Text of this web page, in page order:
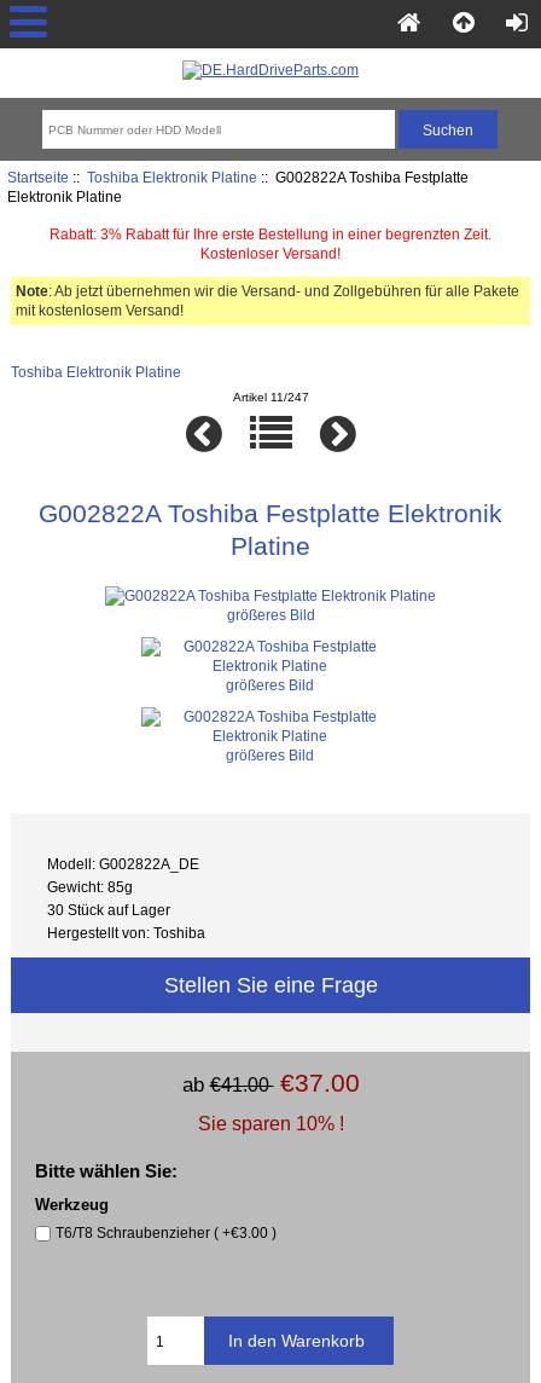
Startseite :: Toshiba Elektronik Platine :: G002822A Toshiba Festplatte
Elektronik Platine
Rabatt: 3% Rabatt für Ihre erste Bestellung in einer begrenzten Zeit.
Kostenloser Versand!
Note: Ab jetzt übernehmen wir die Versand- und Zollgebühren für alle Pakete
mit kostenlosem Versand!
Toshiba Elektronik Platine
Artikel 11/247
G002822A Toshiba Festplatte Elektronik
Platine
größeres Bild
größeres Bild
größeres Bild
Modell: G002822A_DE
Gewicht: 85g
30 Stück auf Lager
Hergestellt von: Toshiba
Stellen Sie eine Frage
ab€41.00 €37.00
Sie sparen 10% !
Bitte wählen Sie:
Werkzeug
T6/T8 Schraubenzieher ( +€3.00 )